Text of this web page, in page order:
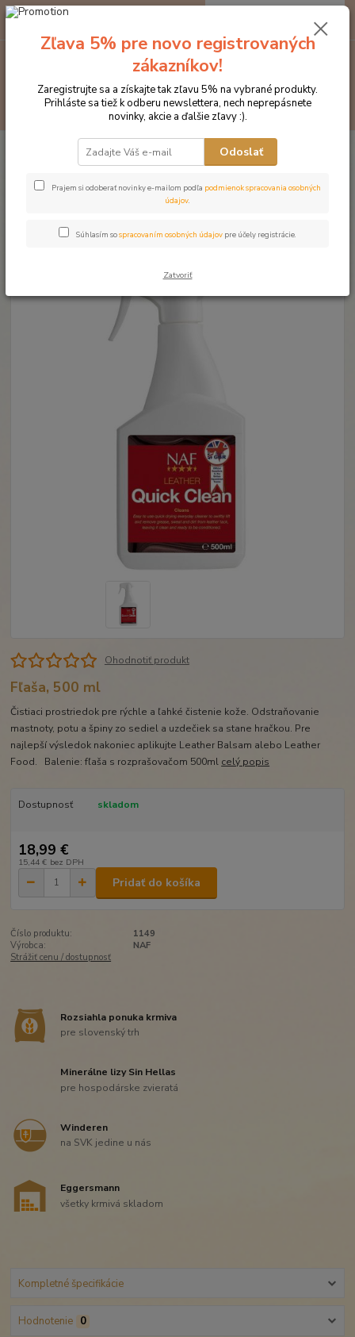
Hľadať
za0 €
Kozmetika pre kone Starostlivosť o kožené výrobky
clean pre rýchle čistenie kože
NAF Quick clean pre rýchle
čistenie kože
Ohodnotiť produkt
Fľaša, 500 ml
Čistiaci prostriedok pre rýchle a ľahké čistenie kože. Odstraňovanie
mastnoty, potu a špiny zo sediel a uzdečiek sa stane hračkou. Pre
najlepší výsledok nakoniec aplikujte Leather Balsam alebo Leather
Food. Balenie: fľaša s rozprašovačom 500ml celý popis
Dostupnosť skladom
18,99 €
15,44 € bez DPH
Pridať do košíka
Číslo produktu:
1149
Výrobca:
NAF
Strážiť cenu / dostupnosť
Rozsiahla ponuka krmiva
pre slovenský trh
Minerálne lizy Sin Hellas
pre hospodárske zvieratá
Winderen
na SVK jedine u nás
Eggersmann
všetky krmivá skladom
Kompletné špecifikácie
Hodnotenie 0
Zľava 5% pre novo registrovaných
zákazníkov!
Zaregistrujte sa a získajte tak zľavu 5% na vybrané produkty.
Prihláste sa tiež k odberu newslettera, nech neprepásnete
novinky, akcie a ďalšie zľavy :).
Odoslať
Prajem si odoberať novinky e-mailom podľa podmienok spracovania osobných
údajov.
Súhlasím sospracovaním osobných údajov pre účely registrácie.
Zatvoriť